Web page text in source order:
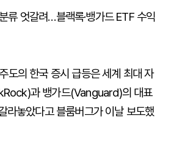
류 엇갈려…블랙록·뱅가드 ETF 수익
도의 한국 증시 급등은 세계 최대 자
과 뱅가드(Vanguard)의 대표
라놓았다고 블룸버그가 이날 보도했